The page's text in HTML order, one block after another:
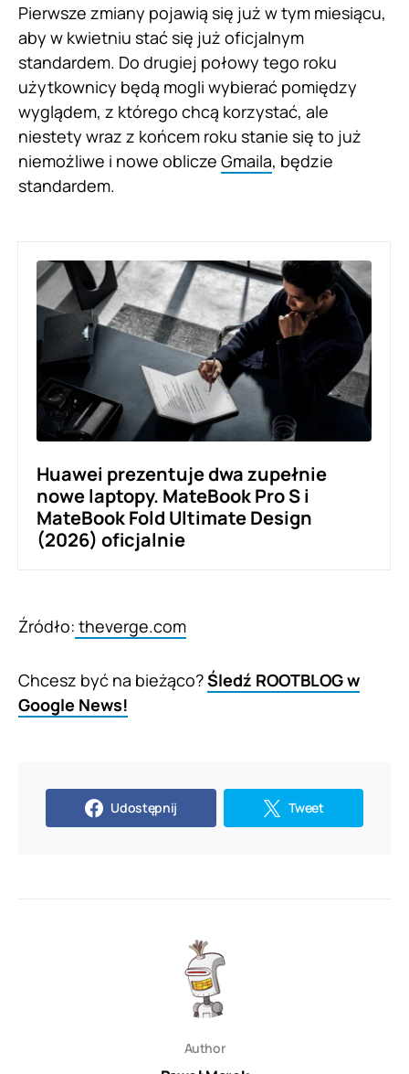
Pierwsze zmiany pojawią się już w tym miesiącu,
aby w kwietniu stać się już oficjalnym
standardem. Do drugiej połowy tego roku
użytkownicy będą mogli wybierać pomiędzy
wyglądem, z którego chcą korzystać, ale
niestety wraz z końcem roku stanie się to już
niemożliwe i nowe oblicze Gmaila, będzie
standardem.
Huawei prezentuje dwa zupełnie
nowe laptopy. MateBook Pro S i
MateBook Fold Ultimate Design
(2026) oficjalnie
Źródło: theverge.com
Chcesz być na bieżąco?Śledź ROOTBLOG w
Google News!
Udostępnij Tweet
Author